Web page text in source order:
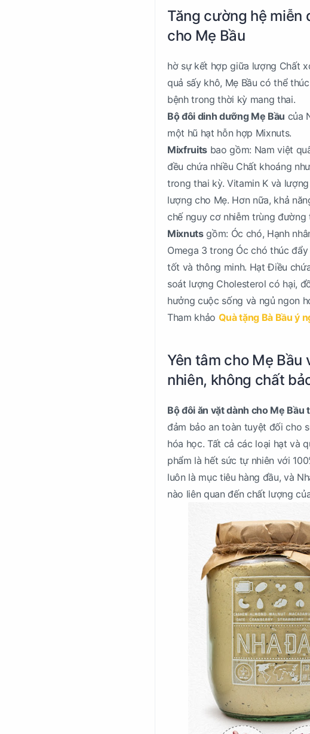
Tăng cường hệ
cho Mẹ Bầu
hờ sự kết hợp giữa lượng Chất
quả sấy khô, Mẹ Bầu có thể
bệnh trong thời kỳ mang thai.
Bộ đôi dinh dưỡng Mẹ Bầu của
một hũ hạt hỗn hợp Mixnuts.
Mixfruitsbao gồm: Nam việt
đều chứa nhiều Chất khoáng
trong thai kỳ. Vitamin K và
lượng cho Mẹ. Hơn nữa, khả
chế nguy cơ nhiễm trùng đường
Mixnutsgồm: Óc chó, Hạnh
Omega 3 trong Óc chó thúc
tốt và thông minh. Hạt Điều
soát lượng Cholesterol có hại,
hưởng cuộc sống và ngủ ngon
Tham khảo Quà tặng Bà Bầu ý
Yên tâm cho Mẹ
nhiên, không chất
Bộ đôi ăn vặt dành cho Mẹ Bầu
đảm bảo an toàn tuyệt đối cho
hóa học. Tất cả các loại hạt và
phẩm là hết sức tự nhiên với
luôn là mục tiêu hàng đầu, và
nào liên quan đến chất lượng